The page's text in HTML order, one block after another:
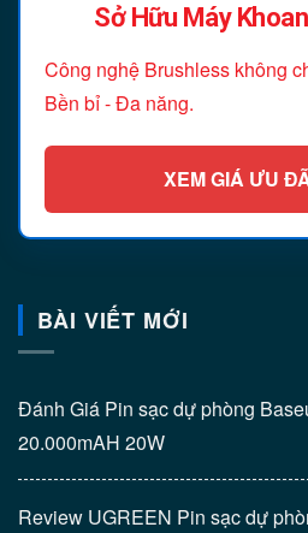
Sở Hữu Máy
Công nghệ Brushless không
Bền bỉ - Đa năng.
XEM GIÁ ƯU
BÀI VIẾT MỚI
Đánh Giá Pin sạc dự phòng
20.000mAH 20W
Review UGREEN Pin sạc dự